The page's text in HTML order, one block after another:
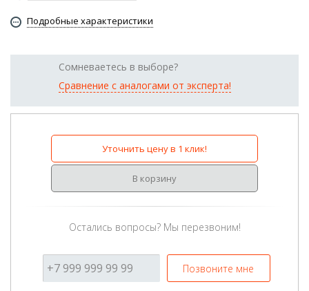
Подробные характеристики
Сомневаетесь в выборе?
Сравнение с аналогами от эксперта!
Уточнить цену в 1 клик!
В корзину
Остались вопросы? Мы перезвоним!
Позвоните мне